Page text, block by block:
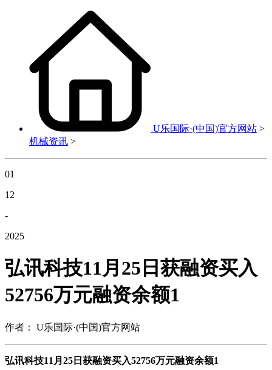
U乐国际·(中国)官方网站 >
机械资讯 >
01
12
-
2025
弘讯科技11月25日获融资买入
52756万元融资余额1
作者： U乐国际·(中国)官方网站
弘讯科技11月25日获融资买入52756万元融资余额1